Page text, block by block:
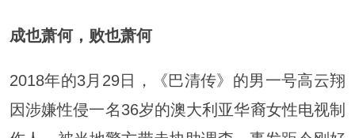
成也萧何，败也萧何
2018年的3月29日，《巴清传》的男一号高云翔
因涉嫌性侵一名36岁的澳大利亚华裔女性电视制